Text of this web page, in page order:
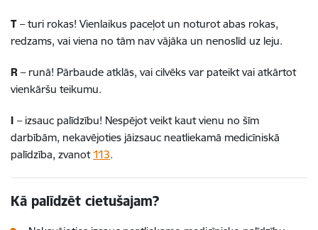
T – turi rokas! Vienlaikus paceļot un noturot abas rokas,
redzams, vai viena no tām nav vājāka un nenoslīd uz leju.
R – runā! Pārbaude atklās, vai cilvēks var pateikt vai atkārtot
vienkāršu teikumu.
I – izsauc palīdzību! Nespējot veikt kaut vienu no šīm
darbībām, nekavējoties jāizsauc neatliekamā medicīniskā
palīdzība, zvanot113.
Kā palīdzēt cietušajam?